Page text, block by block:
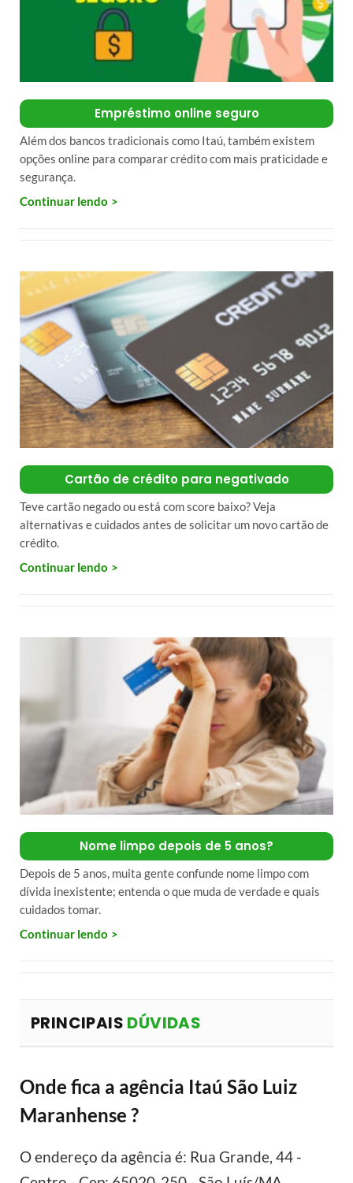
Empréstimo online seguro
Além dos bancos tradicionais como Itaú, também existem
opções online para comparar crédito com mais praticidade e
segurança.
Continuar lendo
Cartão de crédito para negativado
Teve cartão negado ou está com score baixo? Veja
alternativas e cuidados antes de solicitar um novo cartão de
crédito.
Continuar lendo
Nome limpo depois de 5 anos?
Depois de 5 anos, muita gente confunde nome limpo com
dívida inexistente; entenda o que muda de verdade e quais
cuidados tomar.
Continuar lendo
PRINCIPAIS DÚVIDAS
Onde fica a agência Itaú São Luiz
Maranhense ?
O endereço da agência é: Rua Grande, 44 -